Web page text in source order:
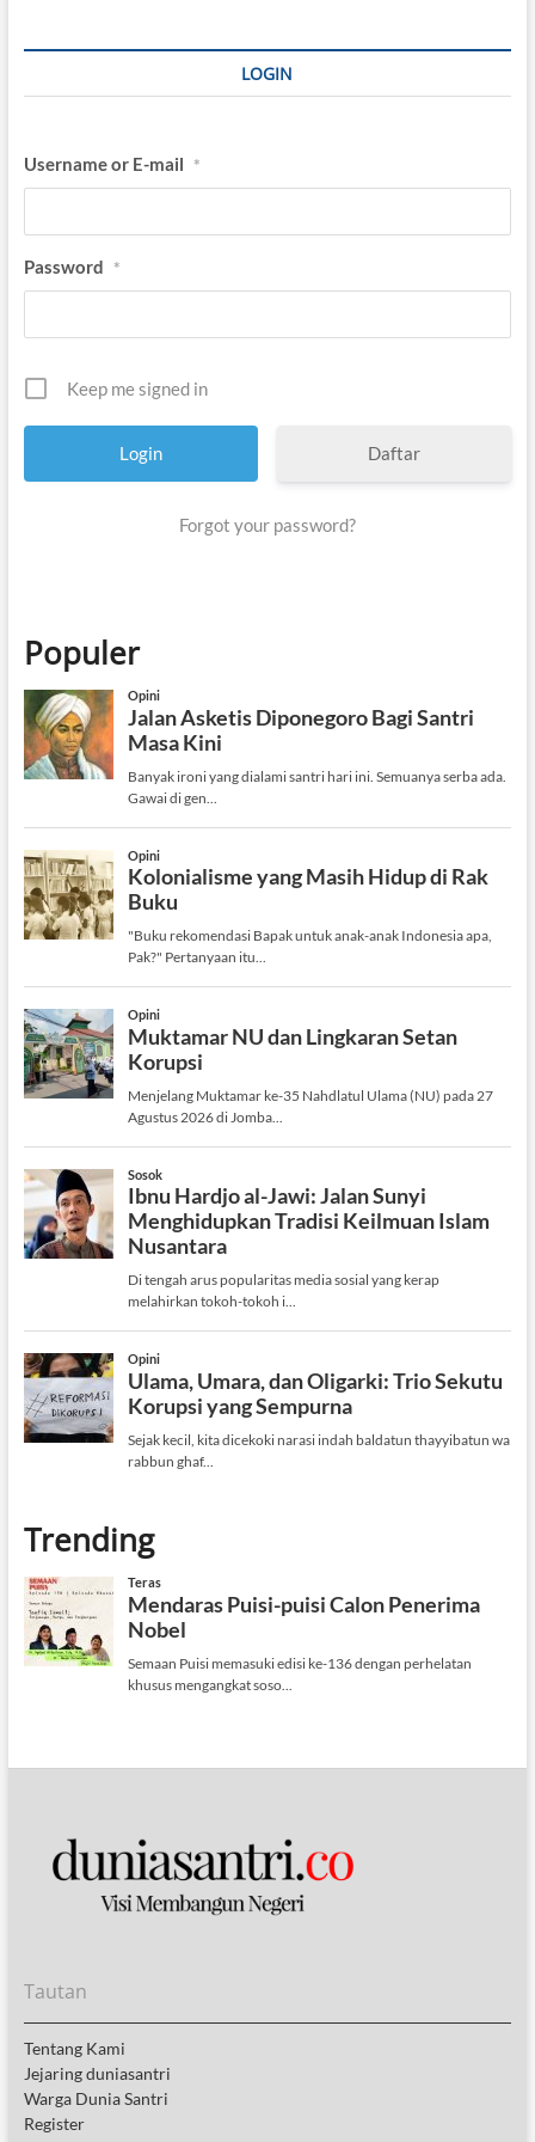
LOGIN
Username or E-mail *
Password *
Keep me signed in
Daftar
Forgot your password?
Populer
Trending
Tautan
Tentang Kami
Jejaring duniasantri
Warga Dunia Santri
Register